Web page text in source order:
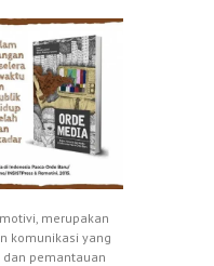
merupakan
komunikasi yang
pemantauan